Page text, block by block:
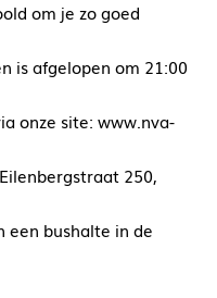
om je zo goed
is afgelopen om 21:00
onze site: www.nva-
250,
een bushalte in de